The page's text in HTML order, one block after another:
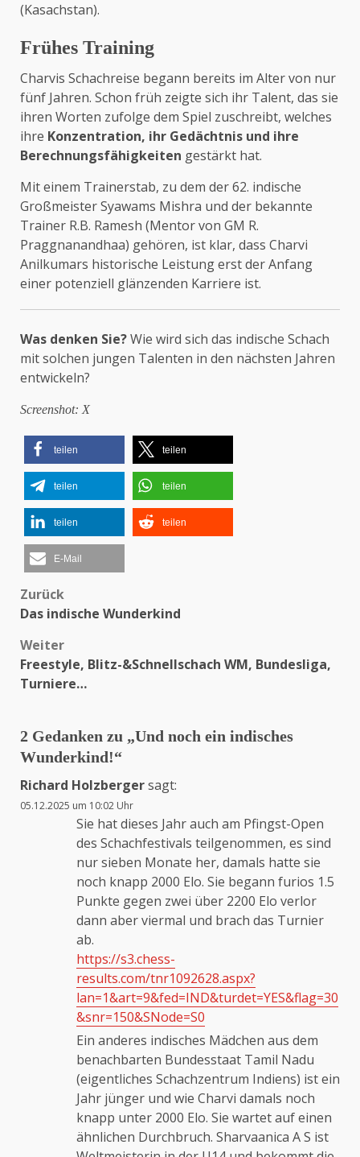
(Kasachstan).
Frühes Training
Charvis Schachreise begann bereits im Alter von nur
fünf Jahren. Schon früh zeigte sich ihr Talent, das sie
ihren Worten zufolge dem Spiel zuschreibt, welches
ihre Konzentration, ihr Gedächtnis und ihre
Berechnungsfähigkeiten gestärkt hat.
Mit einem Trainerstab, zu dem der 62. indische
Großmeister Syawams Mishra und der bekannte
Trainer R.B. Ramesh (Mentor von GM R.
Praggnanandhaa) gehören, ist klar, dass Charvi
Anilkumars historische Leistung erst der Anfang
einer potenziell glänzenden Karriere ist.
Was denken Sie?Wie wird sich das indische Schach
mit solchen jungen Talenten in den nächsten Jahren
entwickeln?
Screenshot: X
teilen teilen
teilen teilen
teilen teilen
E-Mail
Beitragsnavigation
Zurück
Das indische Wunderkind
Weiter
Freestyle, Blitz-&Schnellschach WM, Bundesliga,
Turniere…
2 Gedanken zu „Und noch ein indisches
Wunderkind!“
Richard Holzbergersagt:
05.12.2025 um 10:02 Uhr
Sie hat dieses Jahr auch am Pfingst-Open
des Schachfestivals teilgenommen, es sind
nur sieben Monate her, damals hatte sie
noch knapp 2000 Elo. Sie begann furios 1.5
Punkte gegen zwei über 2200 Elo verlor
dann aber viermal und brach das Turnier
ab.
https://s3.chess-
results.com/tnr1092628.aspx?
lan=1&art=9&fed=IND&turdet=YES&flag=30
&snr=150&SNode=S0
Ein anderes indisches Mädchen aus dem
benachbarten Bundesstaat Tamil Nadu
(eigentliches Schachzentrum Indiens) ist ein
Jahr jünger und wie Charvi damals noch
knapp unter 2000 Elo. Sie wartet auf einen
ähnlichen Durchbruch. Sharvaanica A S ist